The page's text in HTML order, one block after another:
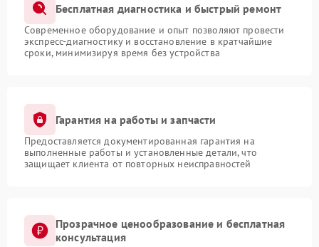
Бесплатная диагностика и быстрый ремонт
Современное оборудование и опыт позволяют провести
экспресс-диагностику и восстановление в кратчайшие
сроки, минимизируя время без устройства
Гарантия на работы и запчасти
Предоставляется документированная гарантия на
выполненные работы и установленные детали, что
защищает клиента от повторных неисправностей
Прозрачное ценообразование и бесплатная
консультация